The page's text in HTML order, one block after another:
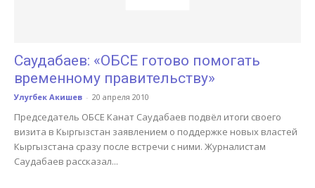
Саудабаев: «ОБСЕ готово помогать
временному правительству»
Улугбек Акишев - 20 апреля 2010
Председатель ОБСЕ Канат Саудабаев подвёл итоги своего
визита в Кыргызстан заявлением о поддержке новых властей
Кыргызстана сразу после встречи с ними. Журналистам
Саудабаев рассказал...